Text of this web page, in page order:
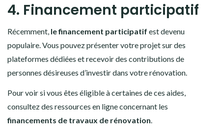
4. Financement participatif
Récemment, le financement participatif est devenu
populaire. Vous pouvez présenter votre projet sur des
plateformes dédiées et recevoir des contributions de
personnes désireuses d’investir dans votre rénovation.
Pour voir si vous êtes éligible à certaines de ces aides,
consultez des ressources en ligne concernant les
financements de travaux de rénovation.